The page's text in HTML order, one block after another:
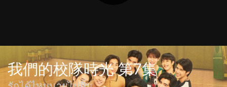
我們的校隊時光 第7集